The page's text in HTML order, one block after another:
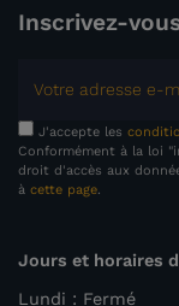
Inscrivez-
J'accepte les
Conformément à la loi
droit d'accès aux
à cette page
Jours et horaires
Lundi : Fermé